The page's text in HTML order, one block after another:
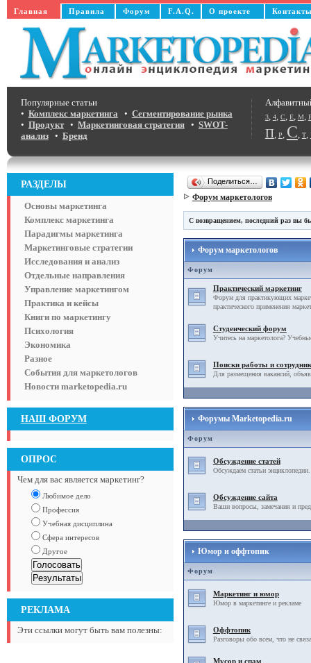
Главная Правила Форум F.A.Q. О проекте
3, 4, C, E, M,
П, Р, С, Т,
Популярные статьи
• Комплекс маркетинга • Сегментирование рынка
• Продукт• Маркетинговая стратегия• SWOT-
анализ• Бренд
РАЗДЕЛЫ
Основы маркетинга
Комплекс маркетинга
Парадигмы маркетинга
Маркетинговые стратегии
Исследования и анализ
Отдельные направления
Управление маркетингом
Практика и кейсы
Книги по маркетингу
Психология
Экономика
Разное
События для маркетологов
Новости marketopedia.ru
НАШ ФОРУМ
ОПРОС
Чем для вас является маркетинг?
Любимое дело
Профессия
Учебная дисциплина
Сфера интересов
Другое
РЕКЛАМА
Эти ссылки могут быть вам полезны:
Поделиться…
Форум маркетологов
С возвращением, последний раз вы
Форум маркетологов
Форум
Практический маркетинг
Форум для практикующих
практического применения
Студенческий форум
Учитесь на маркетолога?
Поиски работы и
Для размещения вакансий,
Форумы Marketopedia.ru
Форум
Обсуждение статей
Обсуждаем статьи энциклопедии.
Обсуждение сайта
Ваши вопросы, замечания и
Юмор и оффтопик
Форум
Маркетинг и юмор
Юмор в маркетинге и рекламе
Оффтопик
Разговоры обо всем, что не
Мусор и спам